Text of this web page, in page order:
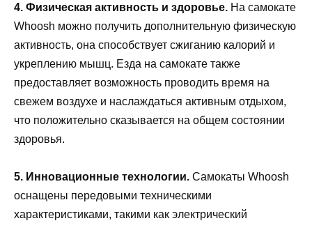
4. Физическая активность и здоровье. На самокате
Whoosh можно получить дополнительную физическую
активность, она способствует сжиганию калорий и
укреплению мышц. Езда на самокате также
предоставляет возможность проводить время на
свежем воздухе и наслаждаться активным отдыхом,
что положительно сказывается на общем состоянии
здоровья.
5. Инновационные технологии. Самокаты Whoosh
оснащены передовыми техническими
характеристиками, такими как электрический